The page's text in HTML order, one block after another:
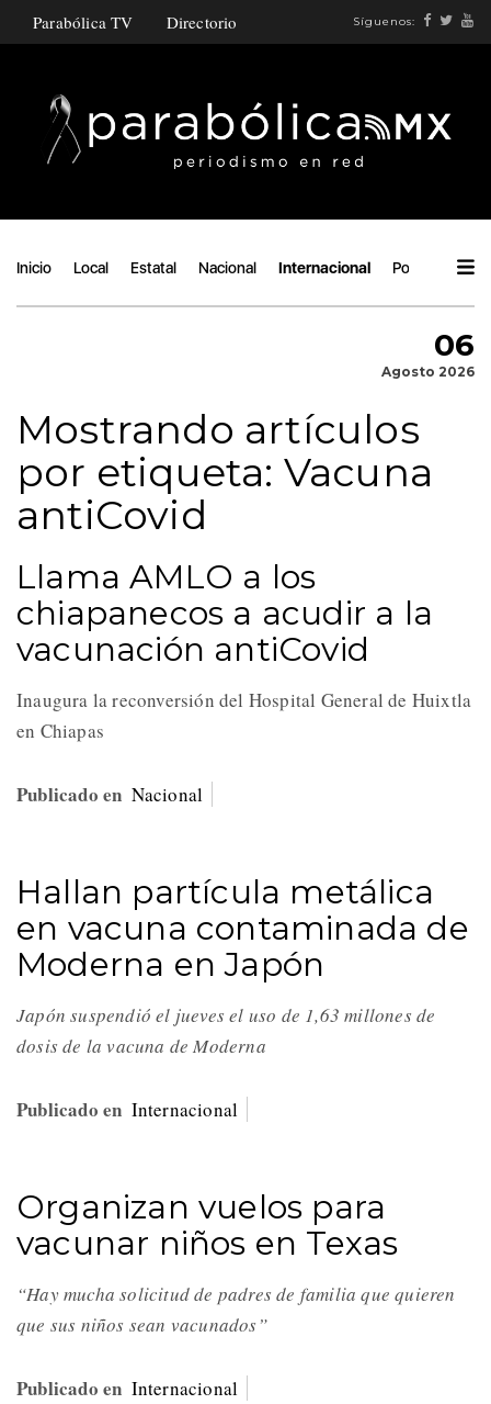
Parabólica TV Directorio Síguenos:
Inicio Local Estatal Nacional Internacional Política
06
Agosto 2026
Mostrando artículos
por etiqueta: Vacuna
antiCovid
Llama AMLO a los
chiapanecos a acudir a la
vacunación antiCovid
Inaugura la reconversión del Hospital General de Huixtla
en Chiapas
Publicado en Nacional
Hallan partícula metálica
en vacuna contaminada de
Moderna en Japón
Japón suspendió el jueves el uso de 1,63 millones de
dosis de la vacuna de Moderna
Publicado en Internacional
Organizan vuelos para
vacunar niños en Texas
“Hay mucha solicitud de padres de familia que quieren
que sus niños sean vacunados”
Publicado en Internacional